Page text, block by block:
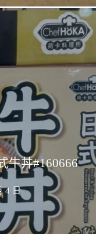
牛丼#160666
4 日